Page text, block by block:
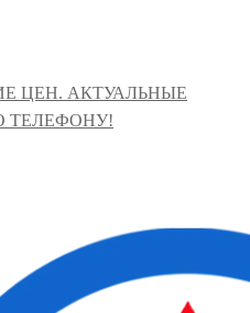
ЦЕН. АКТУАЛЬНЫЕ
ТЕЛЕФОНУ!